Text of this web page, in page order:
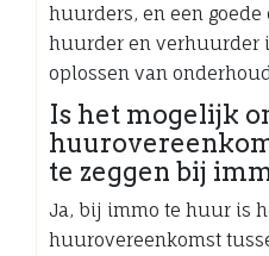
huurders, en een
huurder en verhuurder
oplossen van
Is het mogelijk
te zeggen bij
Ja, bij immo te huur is
huurovereenkomst